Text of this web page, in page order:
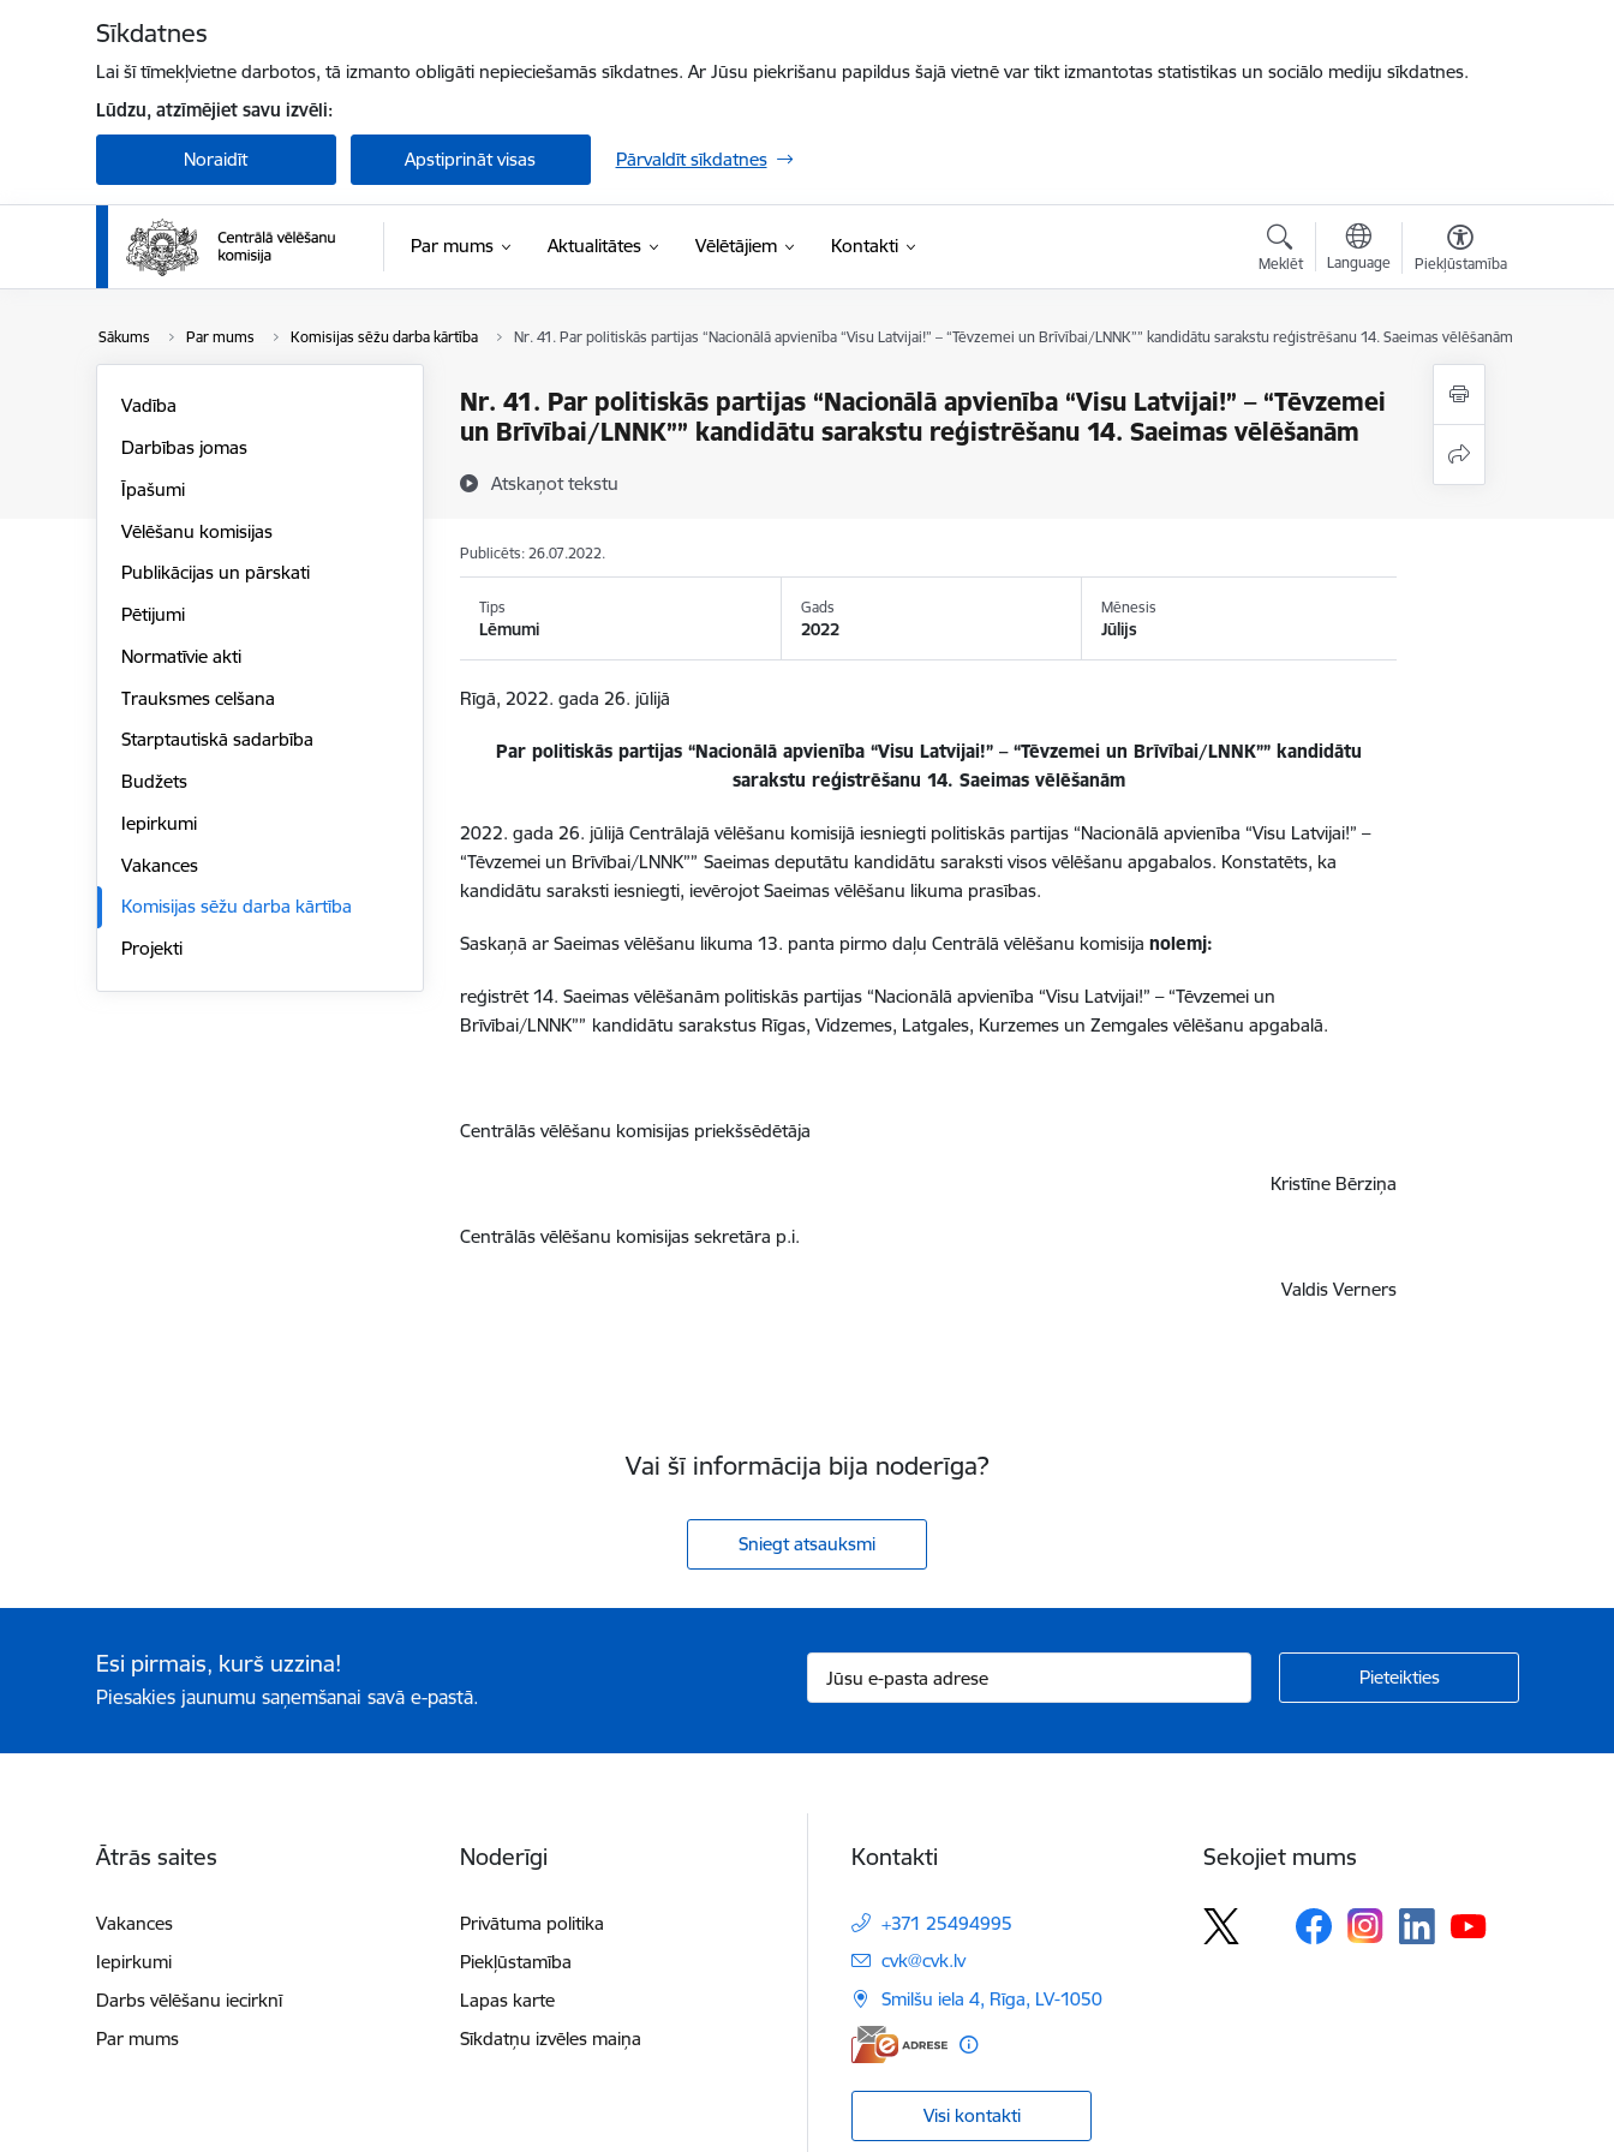
Sīkdatnes
Lai šī tīmekļvietne darbotos, tā izmanto obligāti nepieciešamās sīkdatnes. Ar Jūsu piekrišanu papildus šajā vietnē var tikt izmantotas statistikas un sociālo mediju sīkdatnes.
Lūdzu, atzīmējiet savu izvēli:
Noraidīt Apstiprināt visas Pārvaldīt sīkdatnes
Par mums Aktualitātes Vēlētājiem Kontakti
Meklēt Language Piekļūstamība
Sākums Par mums Komisijas sēžu darba kārtība Nr. 41. Par politiskās partijas “Nacionālā apvienība “Visu Latvijai!” – “Tēvzemei un Brīvībai/LNNK”” kandidātu sarakstu reģistrēšanu 14. Saeimas vēlēšanām
Nr. 41. Par politiskās partijas “Nacionālā apvienība “Visu Latvijai!” – “Tēvzemei
un Brīvībai/LNNK”” kandidātu sarakstu reģistrēšanu 14. Saeimas vēlēšanām
Atskaņot tekstu
Vadība
Darbības jomas
Īpašumi
Vēlēšanu komisijas
Publikācijas un pārskati
Pētijumi
Normatīvie akti
Trauksmes celšana
Starptautiskā sadarbība
Budžets
Iepirkumi
Vakances
Komisijas sēžu darba kārtība
Projekti
Publicēts: 26.07.2022.
Tips
Lēmumi
Gads
2022
Mēnesis
Jūlijs
Rīgā, 2022. gada 26. jūlijā
Par politiskās partijas “Nacionālā apvienība “Visu Latvijai!” – “Tēvzemei un Brīvībai/LNNK”” kandidātu
sarakstu reģistrēšanu 14. Saeimas vēlēšanām
2022. gada 26. jūlijā Centrālajā vēlēšanu komisijā iesniegti politiskās partijas “Nacionālā apvienība “Visu Latvijai!” –
“Tēvzemei un Brīvībai/LNNK”” Saeimas deputātu kandidātu saraksti visos vēlēšanu apgabalos. Konstatēts, ka
kandidātu saraksti iesniegti, ievērojot Saeimas vēlēšanu likuma prasības.
Saskaņā ar Saeimas vēlēšanu likuma 13. panta pirmo daļu Centrālā vēlēšanu komisijanolemj:
reģistrēt 14. Saeimas vēlēšanām politiskās partijas “Nacionālā apvienība “Visu Latvijai!” – “Tēvzemei un
Brīvībai/LNNK”” kandidātu sarakstus Rīgas, Vidzemes, Latgales, Kurzemes un Zemgales vēlēšanu apgabalā.
Centrālās vēlēšanu komisijas priekšsēdētāja
Kristīne Bērziņa
Centrālās vēlēšanu komisijas sekretāra p.i.
Valdis Verners
Vai šī informācija bija noderīga?
Sniegt atsauksmi
Esi pirmais, kurš uzzina!
Piesakies jaunumu saņemšanai savā e-pastā.
Ātrās saites
Vakances
Iepirkumi
Darbs vēlēšanu iecirknī
Par mums
Noderīgi
Privātuma politika
Piekļūstamība
Lapas karte
Sīkdatņu izvēles maiņa
Kontakti
+371 25494995
E-pasts:
cvk@cvk.lv
Smilšu iela 4, Rīga, LV-1050
Visi kontakti
Sekojiet mums